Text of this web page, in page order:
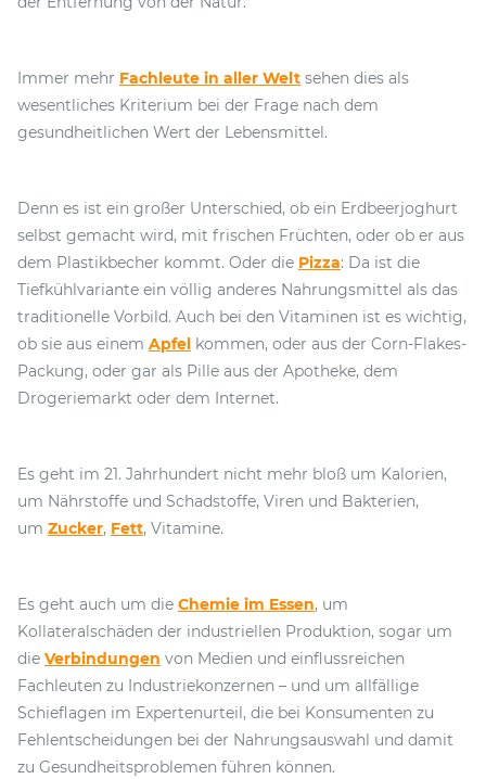
Immer mehr Fachleute in aller Welt sehen dies als
wesentliches Kriterium bei der Frage nach dem
gesundheitlichen Wert der Lebensmittel.
Denn es ist ein großer Unterschied, ob ein Erdbeerjoghurt
selbst gemacht wird, mit frischen Früchten, oder ob er aus
dem Plastikbecher kommt. Oder die Pizza: Da ist die
Tiefkühlvariante ein völlig anderes Nahrungsmittel als das
traditionelle Vorbild. Auch bei den Vitaminen ist es wichtig,
ob sie aus einem Apfel kommen, oder aus der Corn-Flakes-
Packung, oder gar als Pille aus der Apotheke, dem
Drogeriemarkt oder dem Internet.
Es geht im 21. Jahrhundert nicht mehr bloß um Kalorien,
um Nährstoffe und Schadstoffe, Viren und Bakterien,
um Zucker, Fett, Vitamine.
Es geht auch um die Chemie im Essen, um
Kollateralschäden der industriellen Produktion, sogar um
die Verbindungen von Medien und einflussreichen
Fachleuten zu Industriekonzernen – und um allfällige
Schieflagen im Expertenurteil, die bei Konsumenten zu
Fehlentscheidungen bei der Nahrungsauswahl und damit
zu Gesundheitsproblemen führen können.